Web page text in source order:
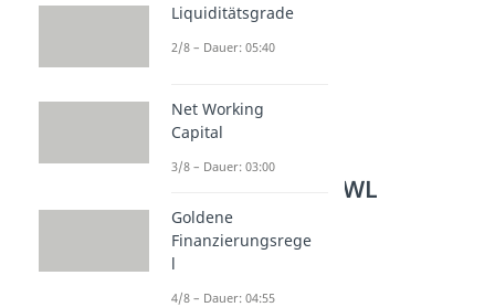
Weitere Inhalte: BWL
Kennzahlen
Finanzkennzahlen
Kennzahlen
Dauer: 05:30
Liquiditätsgrade
2/8 – Dauer: 05:40
Net Working
Capital
3/8 – Dauer: 03:00
Goldene
Finanzierungsrege
l
4/8 – Dauer: 04:55